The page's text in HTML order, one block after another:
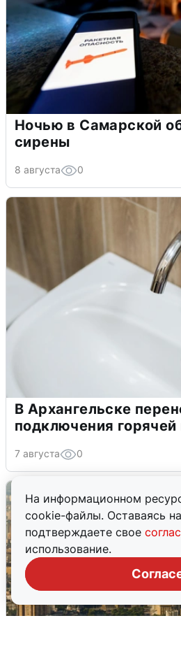
На информационном
cookie-файлы. Оставаясь
подтверждаете свое
использование.
Ночью в Самарской
сирены
8 августа 0
В Архангельске
подключения
7 августа 0